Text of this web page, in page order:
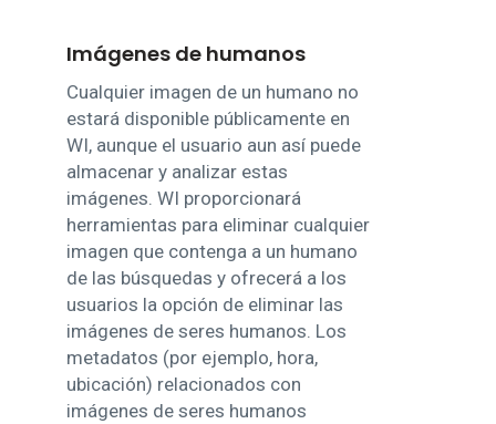
Imágenes de humanos
Cualquier imagen de un humano no
estará disponible públicamente en
WI, aunque el usuario aun así puede
almacenar y analizar estas
imágenes. WI proporcionará
herramientas para eliminar cualquier
imagen que contenga a un humano
de las búsquedas y ofrecerá a los
usuarios la opción de eliminar las
imágenes de seres humanos. Los
metadatos (por ejemplo, hora,
ubicación) relacionados con
imágenes de seres humanos